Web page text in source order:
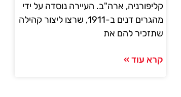
קליפורניה, ארה"ב. העיירה נוסדה על ידי
מהגרים דנים ב-1911, שרצו ליצור קהילה
שתזכיר להם את
קרא עוד »